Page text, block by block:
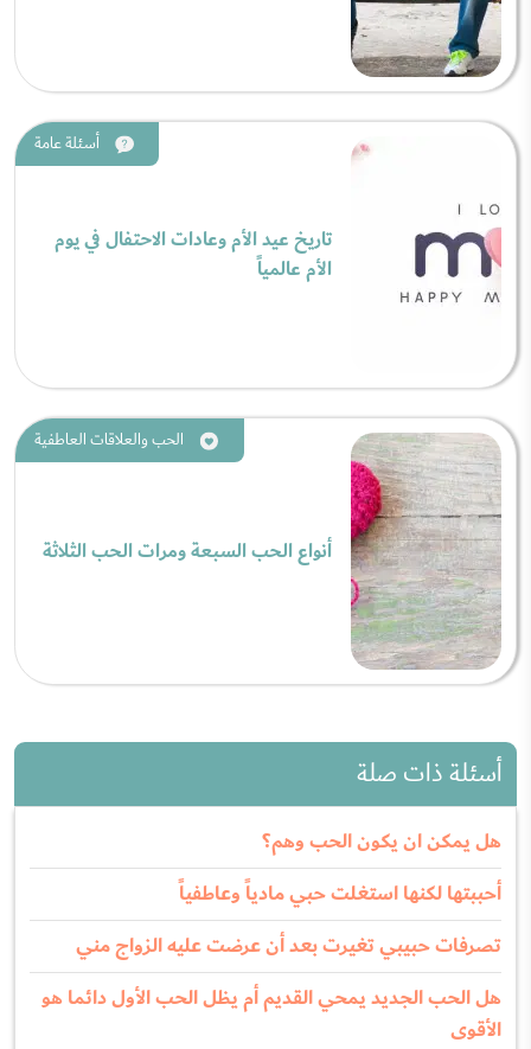
أسئلة عامة
تاريخ عيد الأم وعادات الاحتفال في يوم
الأم عالمياً
الحب والعلاقات العاطفية
أنواع الحب السبعة ومرات الحب الثلاثة
أسئلة ذات صلة
هل يمكن ان يكون الحب وهم؟
أحببتها لكنها استغلت حبي مادياً وعاطفياً
تصرفات حبيبي تغيرت بعد أن عرضت عليه الزواج مني
هل الحب الجديد يمحي القديم أم يظل الحب الأول دائما هو
الأقوى